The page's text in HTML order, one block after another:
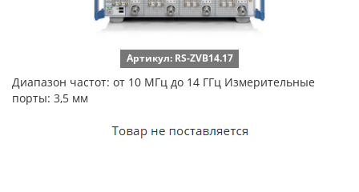
Артикул: RS-ZVB14.17
Диапазон частот: от 10 МГц до 14 ГГц Измерительные
порты: 3,5 мм